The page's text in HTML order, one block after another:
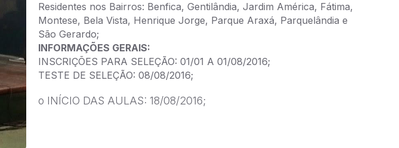
Residentes nos Bairros: Benfica, Gentilândia, Jardim América, Fátima,
Montese, Bela Vista, Henrique Jorge, Parque Araxá, Parquelândia e
São Gerardo;
INFORMAÇÕES GERAIS:
INSCRIÇÕES PARA SELEÇÃO: 01/01 A 01/08/2016;
TESTE DE SELEÇÃO: 08/08/2016;
o INÍCIO DAS AULAS: 18/08/2016;